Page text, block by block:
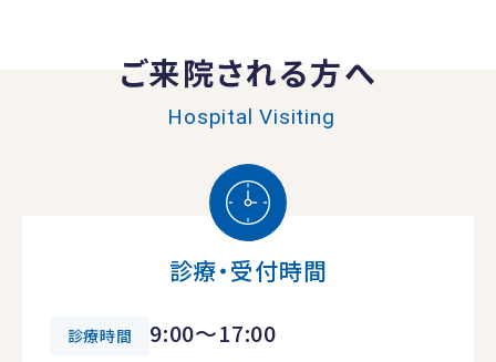
ご来院される方へ
Hospital Visiting
診療・受付時間
診療時間 9:00～17:00